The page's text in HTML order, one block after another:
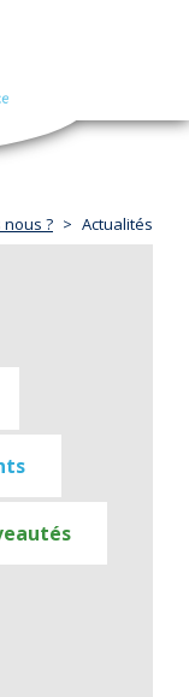
navigation
nous ? Actualités